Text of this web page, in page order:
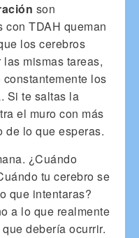
son
con TDAH queman
los cerebros
mismas tareas,
los
Si te saltas la
el muro con más
de lo que esperas.
¿Cuándo
tu cerebro se
que intentaras?
a lo que realmente
debería ocurrir.